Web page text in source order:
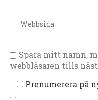
Spara mitt namn,
webbläsaren tills
Prenumerera på